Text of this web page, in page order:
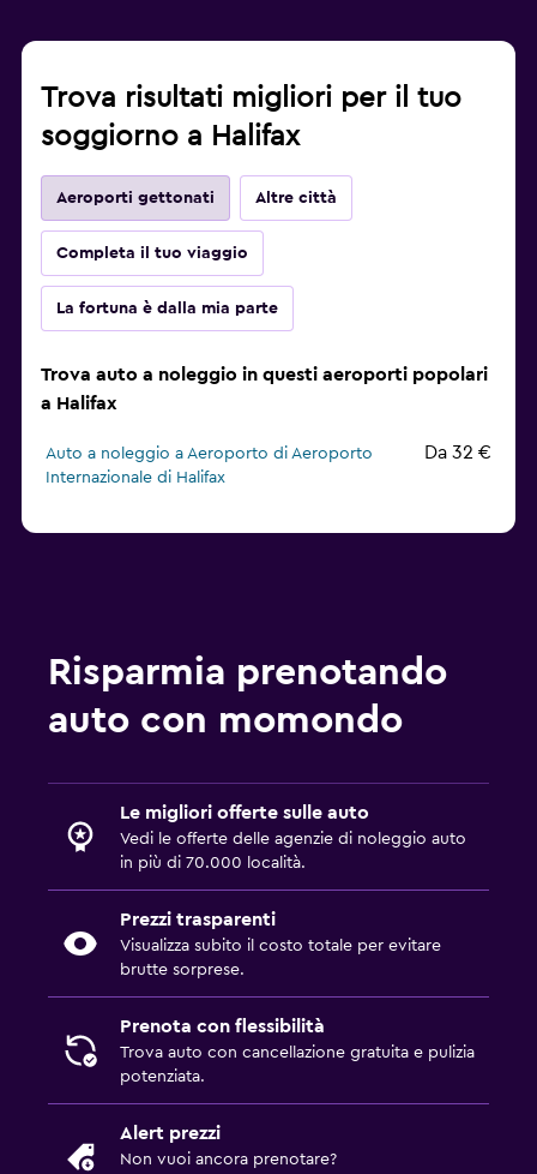
Trova risultati migliori per il tuo
soggiorno a Halifax
Aeroporti gettonati Altre città
Completa il tuo viaggio
La fortuna è dalla mia parte
Trova auto a noleggio in questi aeroporti popolari
a Halifax
Auto a noleggio a Aeroporto di Aeroporto
Internazionale di Halifax
Da 32 €
Risparmia prenotando
auto con momondo
Le migliori offerte sulle auto
Vedi le offerte delle agenzie di noleggio auto
in più di 70.000 località.
Prezzi trasparenti
Visualizza subito il costo totale per evitare
brutte sorprese.
Prenota con flessibilità
Trova auto con cancellazione gratuita e pulizia
potenziata.
Alert prezzi
Non vuoi ancora prenotare?